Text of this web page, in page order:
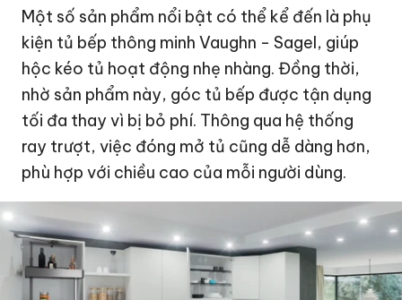
Một số sản phẩm nổi bật có thể kể đến là phụ
kiện tủ bếp thông minh Vaughn - Sagel, giúp
hộc kéo tủ hoạt động nhẹ nhàng. Đồng thời,
nhờ sản phẩm này, góc tủ bếp được tận dụng
tối đa thay vì bị bỏ phí. Thông qua hệ thống
ray trượt, việc đóng mở tủ cũng dễ dàng hơn,
phù hợp với chiều cao của mỗi người dùng.